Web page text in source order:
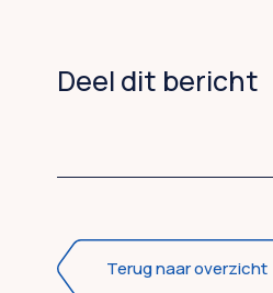
Deel dit bericht
Terug naar overzicht